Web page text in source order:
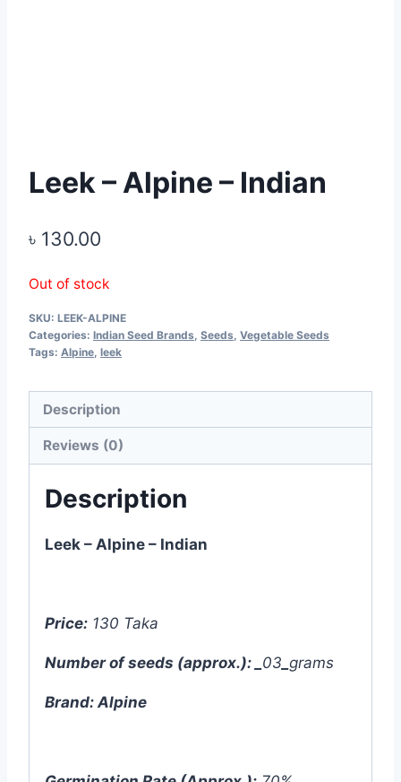
Leek – Alpine – Indian
৳ 130.00
Out of stock
SKU: LEEK-ALPINE
Categories: Indian Seed Brands Seeds Vegetable Seeds
Tags: Alpine leek
Description
Reviews (0)
Description
Leek – Alpine – Indian
Price: 130 Taka
Number of seeds (approx.): 03 grams
Brand: Alpine